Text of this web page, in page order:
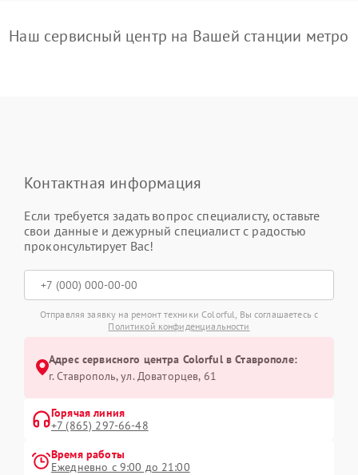
Наш сервисный центр на Вашей станции метро
Контактная информация
Если требуется задать вопрос специалисту, оставьте
свои данные и дежурный специалист с радостью
проконсультирует Вас!
Отправляя заявку на ремонт техники Colorful, Вы соглашаетесь с
Политикой конфиденциальности
Адрес сервисного центра Colorful в Ставрополе:
г. Ставрополь, ул. Доваторцев, 61
Горячая линия
+7 (865) 297-66-48
Время работы
Ежедневно с 9:00 до 21:00